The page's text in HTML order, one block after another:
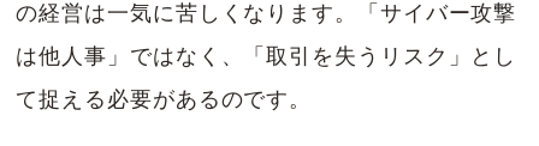
の経営は一気に苦しくなります。「サイバー攻撃
は他人事」ではなく、「取引を失うリスク」とし
て捉える必要があるのです。